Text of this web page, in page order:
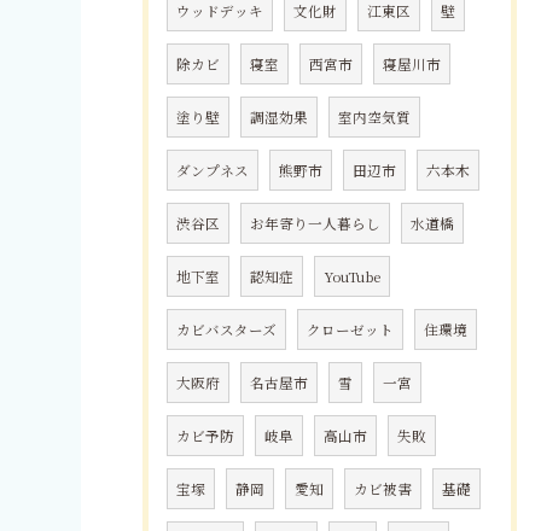
ウッドデッキ 文化財 江東区 壁
除カビ 寝室 西宮市 寝屋川市
塗り壁 調湿効果 室内空気質
ダンプネス 熊野市 田辺市 六本木
渋谷区 お年寄り一人暮らし 水道橋
地下室 認知症 YouTube
カビバスターズ クローゼット 住環境
大阪府 名古屋市 雪 一宮
カビ予防 岐阜 高山市 失敗
宝塚 静岡 愛知 カビ被害 基礎